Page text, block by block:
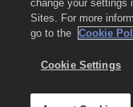
change your settings
Sites. For more
go to the
Cookie
Cookie Settings